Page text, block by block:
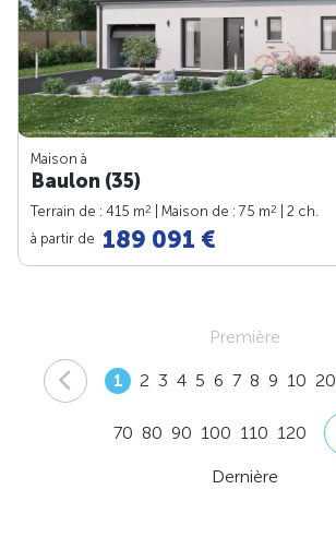
Maison à
Baulon (35)
Terrain de : 415 m2 | Maison de : 75 m2
| 2 ch.
à partir de 189 091 €
Première
1 2 3 4 5 6 7 8 9 10 20
70 80 90 100 110 120
Dernière